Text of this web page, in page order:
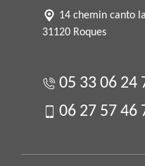
14 chemin canto
31120 Roques
05 33 06 24
06 27 57 46